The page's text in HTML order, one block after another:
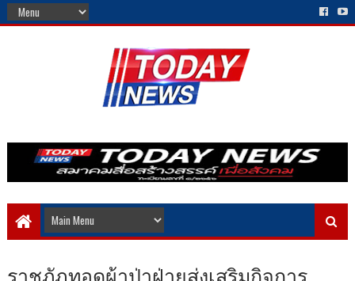
ราชภัฎทอดผ้าป่าฝ่ายส่งเสริมกิจการ